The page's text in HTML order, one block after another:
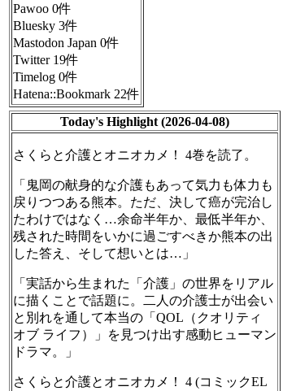
Pawoo 0件
Bluesky 3件
Mastodon Japan 0件
Twitter 19件
Timelog 0件
Hatena::Bookmark 22件
Today's Highlight (2026-04-08)
さくらと介護とオニオカメ！ 4巻を読了。
「鬼岡の献身的な介護もあって気力も体力も
戻りつつある熊本。ただ、決して癌が完治し
たわけではなく…余命半年か、最低半年か、
残された時間をいかに過ごすべきか熊本の出
した答え、そして想いとは…」
「実話から生まれた「介護」の世界をリアル
に描くことで話題に。二人の介護士が出会い
と別れを通して本当の「QOL（クオリティ
オブ ライフ）」を見つけ出す感動ヒューマン
ドラマ。」
さくらと介護とオニオカメ！ 4 (コミックEL